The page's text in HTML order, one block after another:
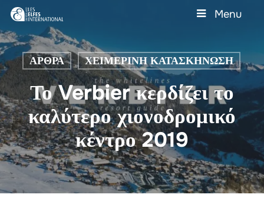
Skip
main
content
Menu
ΆΡΘΡΑ ΧΕΙΜΕΡΙΝΉ ΚΑΤΑΣΚΉΝΩΣΗ
Το Verbier κερδίζει το
καλύτερο χιονοδρομικό
κέντρο 2019